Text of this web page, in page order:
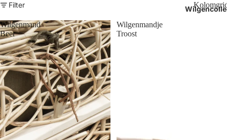
Filter
Wilgenmand
Beer
Wilgenmandje
Troost